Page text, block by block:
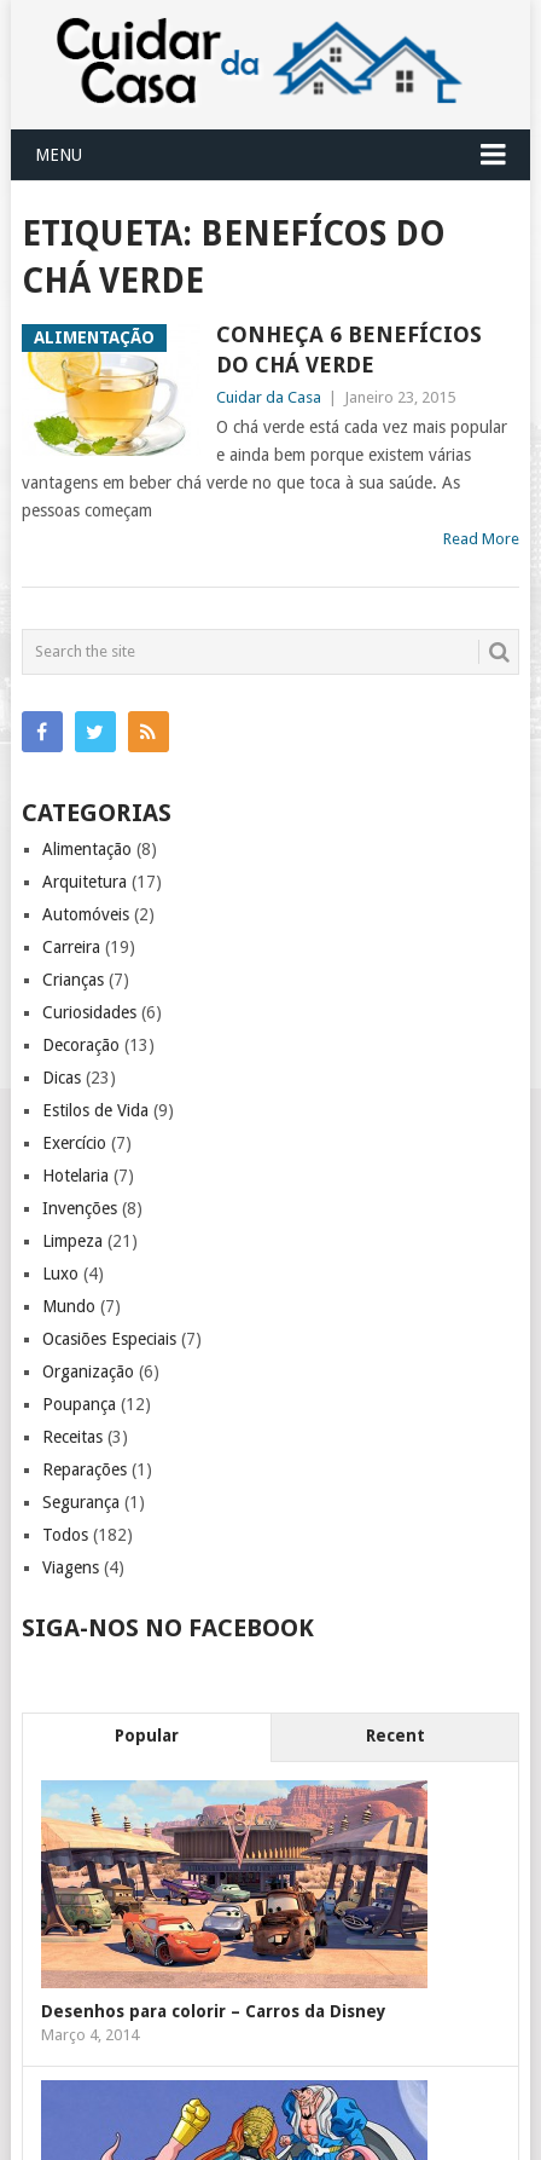
MENU
ETIQUETA: BENEFÍCOS DO
CHÁ VERDE
ALIMENTAÇÃO
CONHEÇA 6 BENEFÍCIOS
DO CHÁ VERDE
Cuidar da Casa Janeiro 23, 2015
O chá verde está cada vez mais popular
e ainda bem porque existem várias
vantagens em beber chá verde no que toca à sua saúde. As
pessoas começam
Read More
CATEGORIAS
Alimentação (8)
Arquitetura (17)
Automóveis(2)
Carreira (19)
Crianças(7)
Curiosidades(6)
Decoração (13)
Dicas(23)
Estilos de Vida (9)
Exercício (7)
Hotelaria (7)
Invenções(8)
Limpeza (21)
Luxo (4)
Mundo (7)
Ocasiões Especiais(7)
Organização (6)
Poupança (12)
Receitas(3)
Reparações(1)
Segurança (1)
Todos(182)
Viagens(4)
SIGA-NOS NO FACEBOOK
Popular Recent
Desenhos para colorir – Carros da Disney
Março 4, 2014